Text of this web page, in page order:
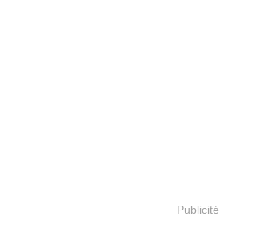
Publicité